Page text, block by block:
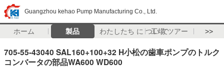
Guangzhou kehao Pump Manufacturing Co., Ltd.
ホーム 製品 わたしたち に つい て工場 ツアー >>
705-55-43040 SAL160+100+32 H小松の歯車ポンプのトルク
コンバータの部品WA600 WD600